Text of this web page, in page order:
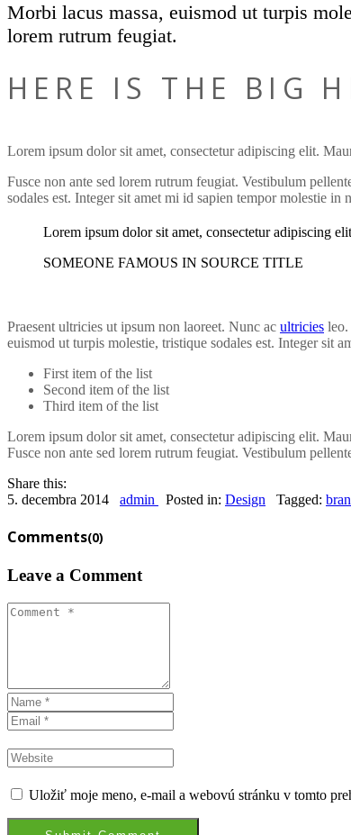
Morbi lacus massa, euismod ut turpis
lorem rutrum feugiat.
HERE IS THE BIG
Lorem ipsum dolor sit amet, consectetur adipiscing elit.
Fusce non ante sed lorem rutrum feugiat. Vestibulum
sodales est. Integer sit amet mi id sapien tempor molestie in
Lorem ipsum dolor sit amet, consectetur adipiscing
SOMEONE FAMOUS IN SOURCE TITLE
Praesent ultricies ut ipsum non laoreet. Nunc ac ultricies leo.
euismod ut turpis molestie, tristique sodales est. Integer sit
First item of the list
Second item of the list
Third item of the list
Lorem ipsum dolor sit amet, consectetur adipiscing elit.
Fusce non ante sed lorem rutrum feugiat. Vestibulum
Share this:
5. decembra 2014
admin Posted in: Design Tagged:
Comments(0)
Leave a Comment
Uložiť moje meno, e-mail a webovú stránku v tomto